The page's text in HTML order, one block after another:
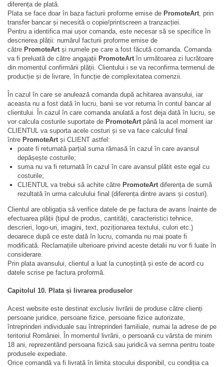
diferența de plată.
Plata se face doar în baza facturii proforme emise de PromoteArt, prin
transfer bancar și necesită o copie/printscreen a tranzacției.
Pentru a identifica mai ușor comanda, este necesar să se specifice în
descrierea plății: numărul facturii proforme emise de
către PromoteArtși numele pe care a fost făcută comanda. Comanda
va fi preluată de către angajații PromoteArtîn următoarea zi lucrătoare
din momentul confirmării plății. Clientului i se va reconfirma termenul de
producție și de livrare, în funcție de complexitatea comenzii.
În cazul în care se anulează comanda după achitarea avansului, iar
aceasta nu a fost dată în lucru, banii se vor returna în contul bancar al
clientului. În cazul în care comanda anulată a fost deja dată în lucru, se
vor calcula costurile suportate de PromoteArtpână la acel moment iar
CLIENTUL va suporta acele costuri și se va face calculul final
între PromoteArtși CLIENT astfel :
poate fi returnată parțial suma rămasă în cazul în care avansul
depășește costurile;
suma nu va fi returnată în cazul în care avansul plătit este egal cu
costurile;
CLIENTUL va trebui să achite către PromoteArtdiferența de sumă
rezultată în urma calculului final (diferența dintre avans și costuri).
Clientul are obligația să verifice datele de pe factura de avans înainte de
efectuarea plății (tipul de produs, cantități, caracteristici tehnice,
descrieri, logo-uri, imagini, text, poziționarea textului, culori etc.)
deoarece după ce este dată în lucru, comanda nu mai poate fi
modificată. Reclamațiile ulterioare privind aceste detalii nu vor fi luate în
considerare.
Prin plata avansului, clientul a luat la cunoștință și este de acord cu
datele scrise pe factura proformă.
Capitolul 10. Plata și livrarea produselor
Acest website este destinat exclusiv livrării de produse către clienți
persoane juridice, persoane fizice, persoane fizice autorizate,
întreprinderi individuale sau întreprinderi familiale, numai la adrese de pe
teritoriul României. În momentul livrării, o persoană cu vârsta de minim
18 ani, reprezentând persoana fizică sau juridică va semna pentru toate
produsele expediate.
Orice comandă va fi livrată în limita stocului disponibil, cu condiția ca